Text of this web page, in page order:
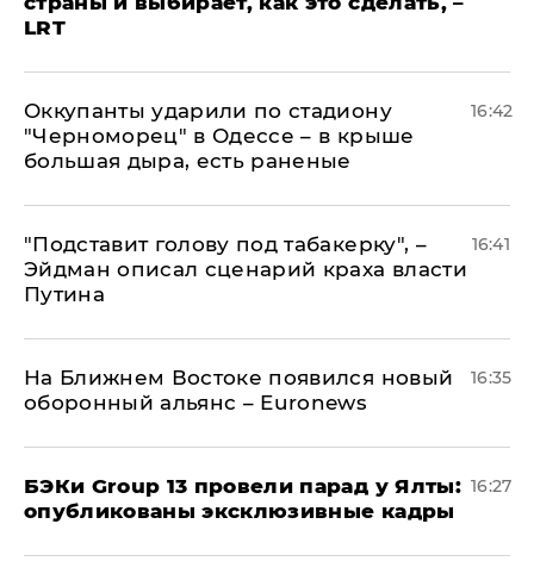
LRT
Оккупанты ударили по стадиону
"Черноморец" в Одессе – в крыше
большая дыра, есть раненые
16:42
​"Подставит голову под табакерку", –
Эйдман описал сценарий краха власти
Путина
16:41
На Ближнем Востоке появился новый
оборонный альянс – Euronews
16:35
​БЭКи Group 13 провели парад у Ялты:
опубликованы эксклюзивные кадры
16:27